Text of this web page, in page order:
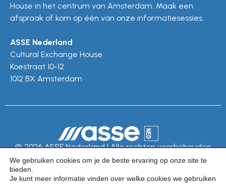
House in het centrum van Amsterdam. Maak een
afspraak of kom op één van onze informatiesessies.
ASSE Nederland
Cultural Exchange House
Koestraat 10-12
1012 BX Amsterdam
© 2026 ASSE Nederland | Alle rechten voorbehouden
Algemene voorwaarden
We gebruiken cookies om je de beste ervaring op onze site te
bieden.
Je kunt meer informatie vinden over welke cookies we gebruiken